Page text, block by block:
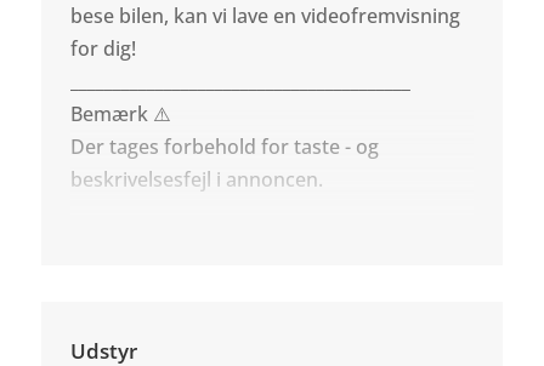
bese bilen, kan vi lave en videofremvisning
for dig!
Bemærk ⚠️
Der tages forbehold for taste - og
beskrivelsesfejl i annoncen.
Udstyr